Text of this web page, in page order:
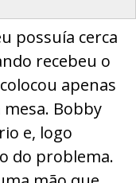
possuía cerca
recebeu o
apenas
Bobby
e, logo
do problema.